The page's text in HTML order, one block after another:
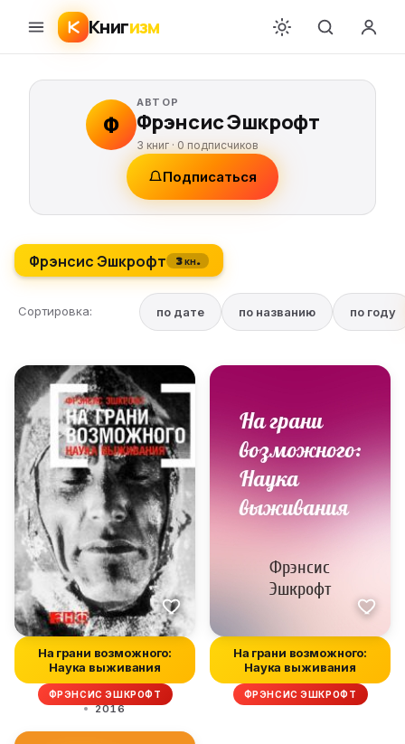
Книгизм
Ф
АВТОР
Фрэнсис Эшкрофт
3 книг · 0 подписчиков
Подписаться
Фрэнсис Эшкрофт 3 кн.
Сортировка: по дате по названию по году
На грани возможного:
Наука выживания
ФРЭНСИС ЭШКРОФТ
2016
На грани возможного:
Наука выживания
ФРЭНСИС ЭШКРОФТ